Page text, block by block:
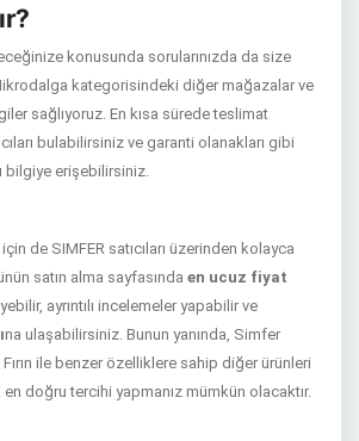
konusunda sorularınızda da size
kategorisindeki diğer mağazalar ve
sağlıyoruz. En kısa sürede teslimat
bulabilirsiniz ve garanti olanakları gibi
bilgiye erişebilirsiniz.
de SIMFER satıcıları üzerinden kolayca
satın alma sayfasında en ucuz fiyat
ayrıntılı incelemeler yapabilir ve
na ulaşabilirsiniz. Bunun yanında, Simfer
ile benzer özelliklere sahip diğer ürünleri
doğru tercihi yapmanız mümkün olacaktır.